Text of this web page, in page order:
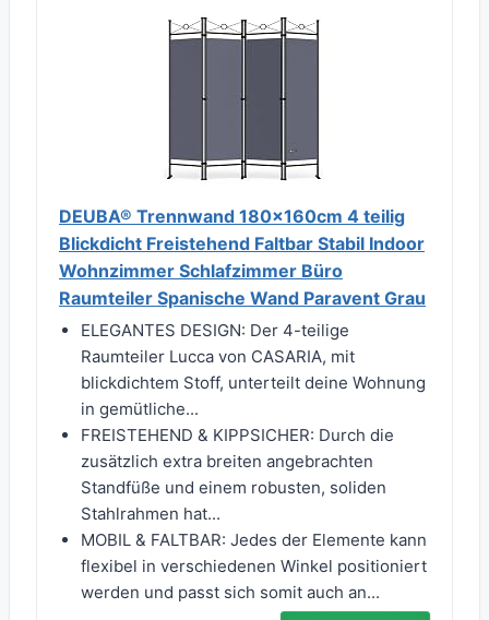
DEUBA® Trennwand 180x160cm 4 teilig
Blickdicht Freistehend Faltbar Stabil Indoor
Wohnzimmer Schlafzimmer Büro
Raumteiler Spanische Wand Paravent Grau
ELEGANTES DESIGN: Der 4-teilige
Raumteiler Lucca von CASARIA, mit
blickdichtem Stoff, unterteilt deine Wohnung
in gemütliche...
FREISTEHEND & KIPPSICHER: Durch die
zusätzlich extra breiten angebrachten
Standfüße und einem robusten, soliden
Stahlrahmen hat...
MOBIL & FALTBAR: Jedes der Elemente kann
flexibel in verschiedenen Winkel positioniert
werden und passt sich somit auch an...